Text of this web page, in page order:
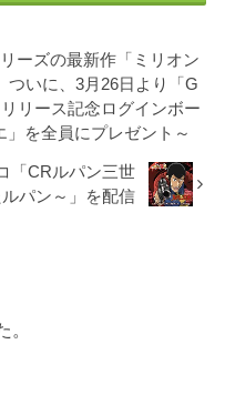
ーズの最新作「ミリオン
ついに、3月26日より「G
リース記念ログインボー
を全員にプレゼント～
「CRルパン三世
パン～」を配信
。